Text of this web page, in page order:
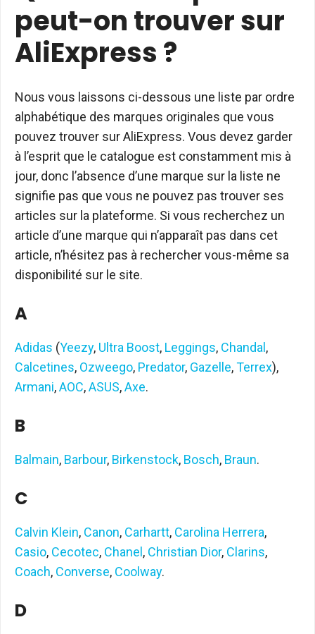
peut-on trouver sur
AliExpress ?
Nous vous laissons ci-dessous une liste par ordre
alphabétique des marques originales que vous
pouvez trouver sur AliExpress. Vous devez garder
à l’esprit que le catalogue est constamment mis à
jour, donc l’absence d’une marque sur la liste ne
signifie pas que vous ne pouvez pas trouver ses
articles sur la plateforme. Si vous recherchez un
article d’une marque qui n’apparaît pas dans cet
article, n’hésitez pas à rechercher vous-même sa
disponibilité sur le site.
A
Adidas (Yeezy, Ultra Boost, Leggings, Chandal ,
Calcetines, Ozweego, Predator, Gazelle,Terrex),
Armani,AOC,ASUS,Axe.
B
Balmain, Barbour, Birkenstock, Bosch, Braun.
C
Calvin Klein, Canon, Carhartt, Carolina Herrera,
Casio, Cecotec, Chanel , Christian Dior, Clarins,
Coach, Converse, Coolway.
D